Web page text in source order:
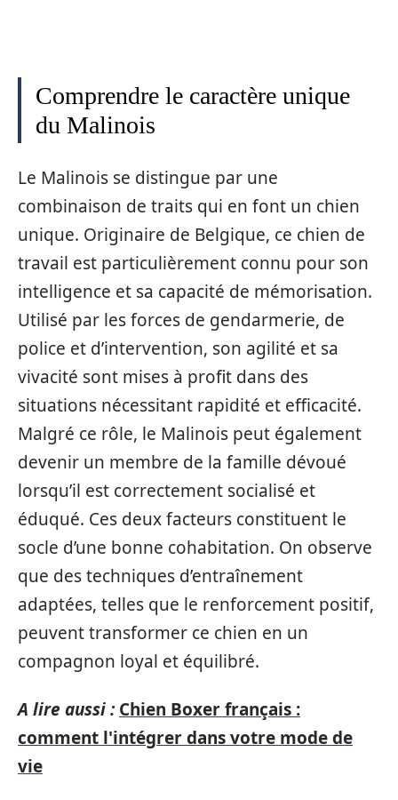
Comprendre le caractère unique
du Malinois
Le Malinois se distingue par une
combinaison de traits qui en font un chien
unique. Originaire de Belgique, ce chien de
travail est particulièrement connu pour son
intelligence et sa capacité de mémorisation.
Utilisé par les forces de gendarmerie, de
police et d’intervention, son agilité et sa
vivacité sont mises à profit dans des
situations nécessitant rapidité et efficacité.
Malgré ce rôle, le Malinois peut également
devenir un membre de la famille dévoué
lorsqu’il est correctement socialisé et
éduqué. Ces deux facteurs constituent le
socle d’une bonne cohabitation. On observe
que des techniques d’entraînement
adaptées, telles que le renforcement positif,
peuvent transformer ce chien en un
compagnon loyal et équilibré.
A lire aussi : Chien Boxer français :
comment l'intégrer dans votre mode de
vie